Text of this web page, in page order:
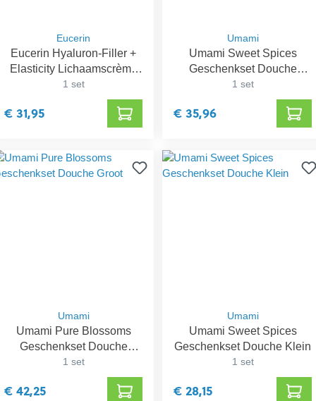
Eucerin
Eucerin Hyaluron-Filler +
Elasticity Lichaamscrème
Geschenkset
1 set
€ 31,95
Umami
Umami Sweet Spices
Geschenkset Douche
Groot
1 set
€ 35,96
Umami
Umami Pure Blossoms
Geschenkset Douche
Groot
1 set
€ 42,25
Umami
Umami Sweet Spices
Geschenkset Douche Klein
1 set
€ 28,15